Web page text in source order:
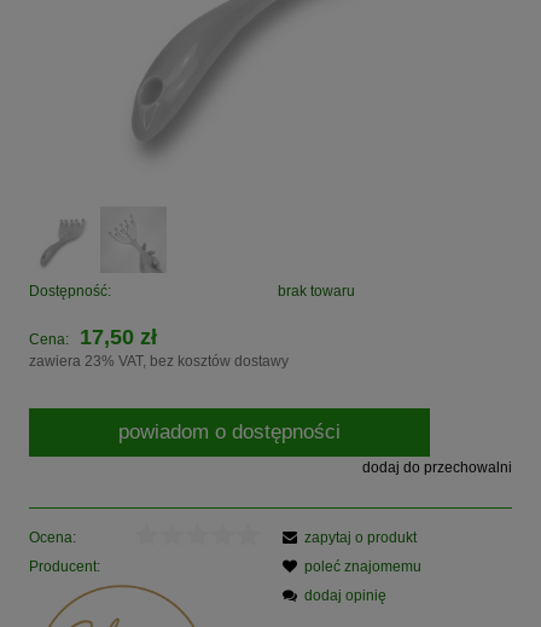
Dostępność: brak towaru
Cena: 17,50 zł
zawiera 23% VAT, bez kosztów dostawy
powiadom o dostępności
dodaj do przechowalni
Ocena:
Producent:
zapytaj o produkt
poleć znajomemu
dodaj opinię